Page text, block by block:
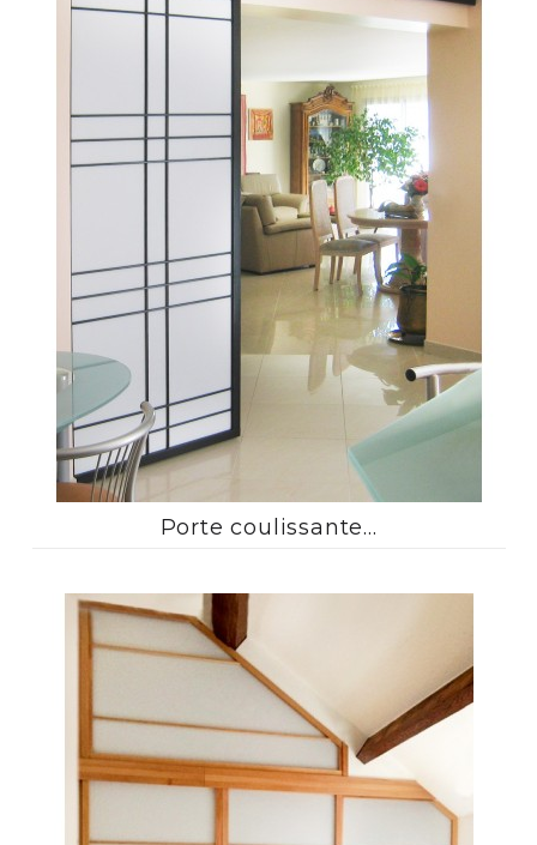
Porte coulissante...